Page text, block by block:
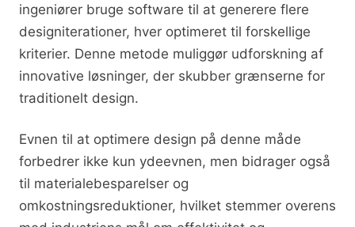
ingeniører bruge software til at generere flere
designiterationer, hver optimeret til forskellige
kriterier. Denne metode muliggør udforskning af
innovative løsninger, der skubber grænserne for
traditionelt design.
Evnen til at optimere design på denne måde
forbedrer ikke kun ydeevnen, men bidrager også
til materialebesparelser og
omkostningsreduktioner, hvilket stemmer overens